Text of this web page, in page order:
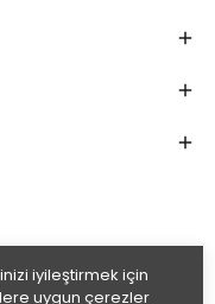
iyileştirmek için
uygun çerezler